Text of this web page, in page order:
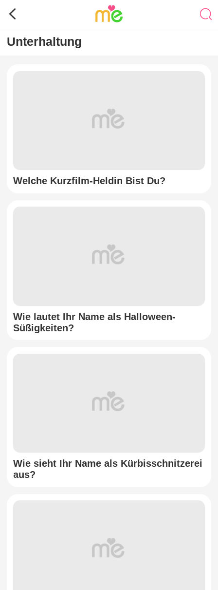
Unterhaltung
Welche Kurzfilm-Heldin Bist Du?
Wie lautet Ihr Name als Halloween-
Süßigkeiten?
Wie sieht Ihr Name als Kürbisschnitzerei
aus?